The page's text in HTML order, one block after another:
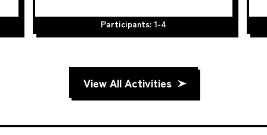
Participants: 1-4
View All Activities